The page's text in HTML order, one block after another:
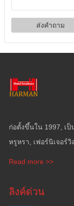
ก่อตั้งขึ้นใน 1997, เ
หรูหรา, เฟอร์นิเจอร์
Read more >>
ลิงค์ด่วน